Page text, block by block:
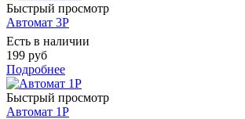
Быстрый просмотр
Автомат 3Р
Есть в наличии
199 руб
Подробнее
Быстрый просмотр
Автомат 1Р